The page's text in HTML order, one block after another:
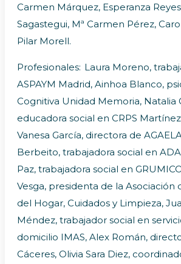
Carmen Márquez, Esperanza
Sagastegui, Mª Carmen Pérez,
Pilar Morell.
Profesionales: Laura Moreno,
ASPAYM Madrid, Ainhoa Blanco,
Cognitiva Unidad Memoria, Natalia
educadora social en CRPS
Vanesa García, directora de
Berbeito, trabajadora social en
Paz, trabajadora social en
Vesga, presidenta de la Asociación
del Hogar, Cuidados y Limpieza,
Méndez, trabajador social en
domicilio IMAS, Alex Román,
Cáceres, Olivia Sara Diez,